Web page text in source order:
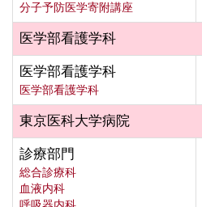
分子予防医学寄附講座
医学部看護学科
医学部看護学科
医学部看護学科
東京医科大学病院
診療部門
総合診療科
血液内科